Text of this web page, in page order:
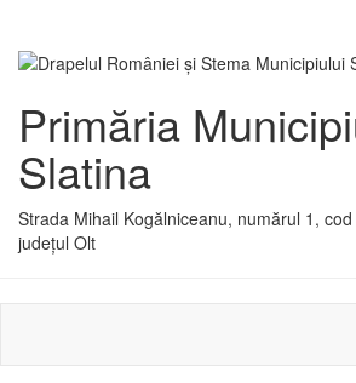
Primăria
Slatina
Strada Mihail Kogălniceanu, numărul 1,
județul Olt